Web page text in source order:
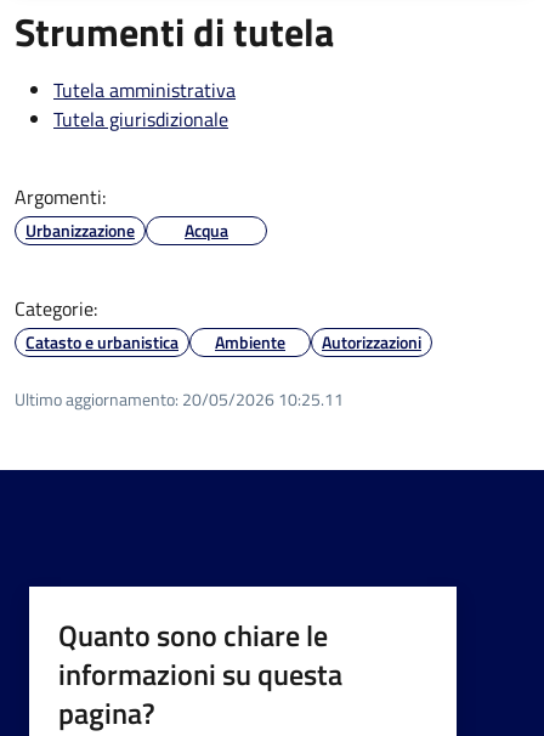
Strumenti di tutela
Tutela amministrativa
Tutela giurisdizionale
Argomenti:
Urbanizzazione Acqua
Categorie:
Catasto e urbanistica Ambiente Autorizzazioni
Ultimo aggiornamento: 20/05/2026 10:25.11
Quanto sono chiare le
informazioni su questa
pagina?